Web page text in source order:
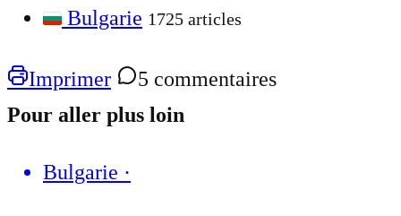
Bulgarie 1725 articles
Imprimer
5 commentaires
Pour aller plus loin
Bulgarie ·